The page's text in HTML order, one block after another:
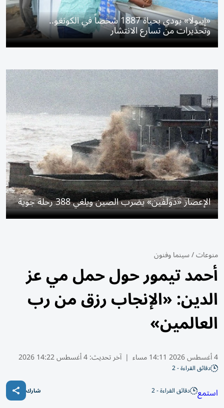
«إيبولا» يودي بحياة 1887 شخصاً في الكونغو..
وتحذيرات من تسارع الانتشار
الإعصار «دولفين» يضرب الصين ويلغي 388 رحلة جوية
منوعات/سينما وفنون
أحمد تيمور حول حمل مي عز
الدين: «الإنجاب رزق من رب
العالمين»
4 أغسطس 2026 14:11 مساء | آخر تحديث:4 أغسطس 14:22 2026
دقائق القراءة - 2
استمع دقائق القراءة - 2 شارك